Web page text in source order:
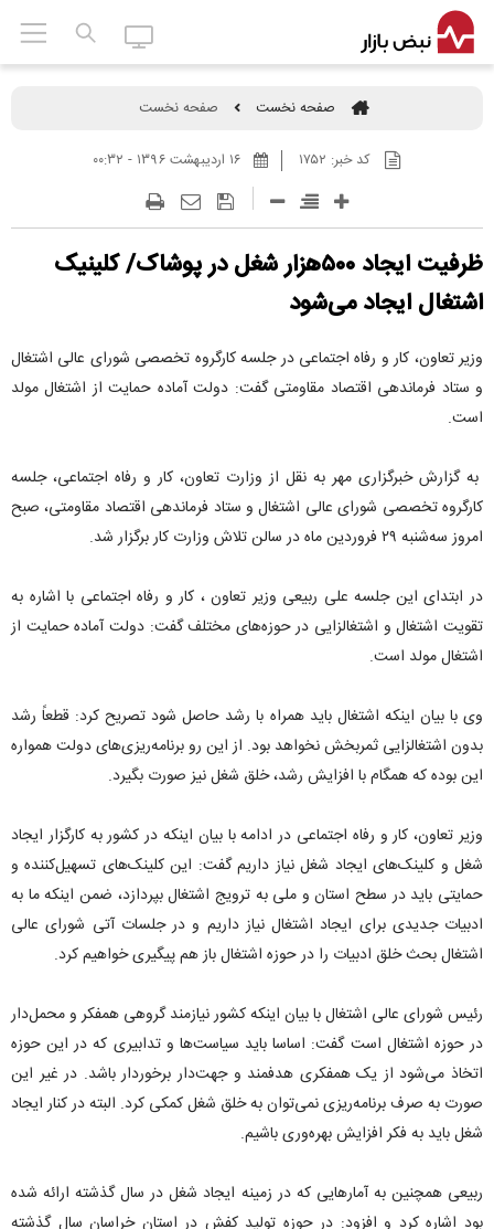
صفحه نخست صفحه نخست
کد خبر: ۱۷۵۲
ظرفیت ایجاد ۵۰۰هزار شغل در پوشاک/ کلینیک
اشتغال ایجاد می‌شود
وزیر تعاون، کار و رفاه اجتماعی در جلسه کارگروه تخصصی شورای عالی اشتغال
و ستاد فرماندهی اقتصاد مقاومتی گفت: دولت آماده حمایت از اشتغال مولد
است.
به گزارش خبرگزاری مهر به نقل از وزارت تعاون، کار و رفاه اجتماعی، جلسه
کارگروه تخصصی شورای عالی اشتغال و ستاد فرماندهی اقتصاد مقاومتی، صبح
امروز سه‌شنبه ۲۹ فروردین ماه در سالن تلاش وزارت کار برگزار شد.
در ابتدای این جلسه علی ربیعی وزیر تعاون ، کار و رفاه اجتماعی با اشاره به
تقویت اشتغال و اشتغالزایی در حوزه‌های مختلف گفت: دولت آماده حمایت از
اشتغال مولد است.
وی با بیان اینکه اشتغال باید همراه با رشد حاصل شود تصریح کرد: قطعاً رشد
بدون اشتغالزایی ثمربخش نخواهد بود. از این رو برنامه‌ریزی‌های دولت همواره
این بوده که همگام با افزایش رشد، خلق شغل نیز صورت بگیرد.
وزیر تعاون، کار و رفاه اجتماعی در ادامه با بیان اینکه در کشور به کارگزار ایجاد
شغل و کلینک‌های ایجاد شغل نیاز داریم گفت: این کلینک‌های تسهیل‌کننده و
حمایتی باید در سطح استان و ملی به ترویج اشتغال بپردازد، ضمن اینکه ما به
ادبیات جدیدی برای ایجاد اشتغال نیاز داریم و در جلسات آتی شورای عالی
اشتغال بحث خلق ادبیات را در حوزه اشتغال باز هم پیگیری خواهیم کرد.
رئیس شورای عالی اشتغال با بیان اینکه کشور نیازمند گروهی همفکر و محمل‌دار
در حوزه اشتغال است گفت: اساسا باید سیاست‌ها و تدابیری که در این حوزه
اتخاذ می‌شود از یک همفکری هدفمند و جهت‌دار برخوردار باشد. در غیر این
صورت به صرف برنامه‌ریزی نمی‌توان به خلق شغل کمکی کرد. البته در کنار ایجاد
شغل باید به فکر افزایش بهره‌وری باشیم.
ربیعی همچنین به آمارهایی که در زمینه ایجاد شغل در سال گذشته ارائه شده
بود اشاره کرد و افزود: در حوزه تولید کفش در استان خراسان سال گذشته